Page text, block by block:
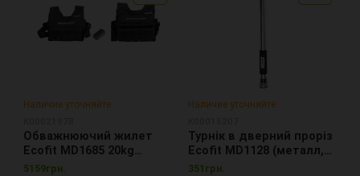
Наличие уточняйте
Обважнюючий жилет
Ecofit MD1685 20kg
Cordura+Iron
5159грн.
Наличие уточняйте
Турнік в дверний проріз
Ecofit MD1128 (металл,
ручка неопрен, резина,
351грн.